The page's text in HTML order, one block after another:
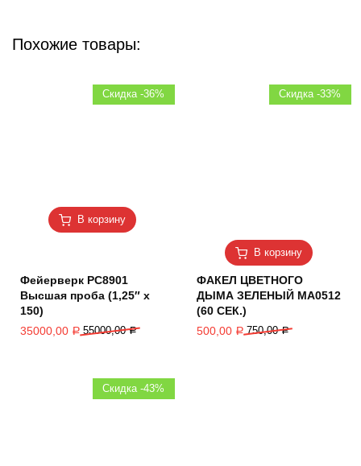
Похожие товары:
В корзину
Скидка -36%
Фейерверк РС8901
Высшая проба (1,25″ х
150)
55000,00Р
35000,00 Р
В корзину
Скидка -33%
ФАКЕЛ ЦВЕТНОГО
ДЫМА ЗЕЛЕНЫЙ MA0512
(60 СЕК.)
750,00Р
500,00 Р
Скидка -43%